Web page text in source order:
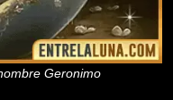
Geronimo